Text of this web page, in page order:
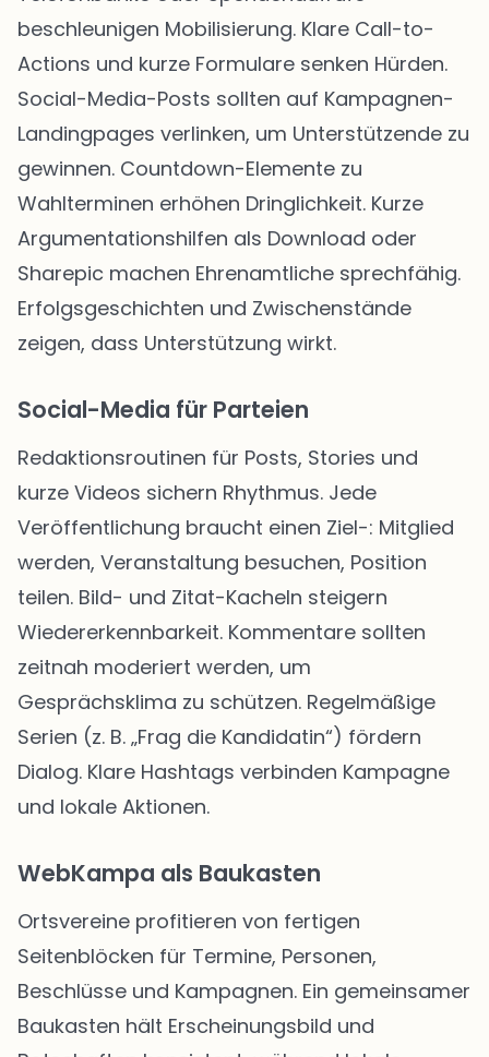
beschleunigen Mobilisierung. Klare Call-to-
Actions und kurze Formulare senken Hürden.
Social-Media-Posts sollten auf Kampagnen-
Landingpages verlinken, um Unterstützende zu
gewinnen. Countdown-Elemente zu
Wahlterminen erhöhen Dringlichkeit. Kurze
Argumentationshilfen als Download oder
Sharepic machen Ehrenamtliche sprechfähig.
Erfolgsgeschichten und Zwischenstände
zeigen, dass Unterstützung wirkt.
Social-Media für Parteien
Redaktionsroutinen für Posts, Stories und
kurze Videos sichern Rhythmus. Jede
Veröffentlichung braucht einen Ziel-: Mitglied
werden, Veranstaltung besuchen, Position
teilen. Bild- und Zitat-Kacheln steigern
Wiedererkennbarkeit. Kommentare sollten
zeitnah moderiert werden, um
Gesprächsklima zu schützen. Regelmäßige
Serien (z. B. „Frag die Kandidatin“) fördern
Dialog. Klare Hashtags verbinden Kampagne
und lokale Aktionen.
WebKampa als Baukasten
Ortsvereine profitieren von fertigen
Seitenblöcken für Termine, Personen,
Beschlüsse und Kampagnen. Ein gemeinsamer
Baukasten hält Erscheinungsbild und